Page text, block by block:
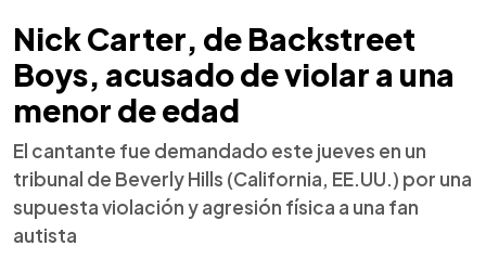
Nick Carter, de Backstreet
Boys, acusado de violar a una
menor de edad
El cantante fue demandado este jueves en un
tribunal de Beverly Hills (California, EE.UU.) por una
supuesta violación y agresión física a una fan
autista